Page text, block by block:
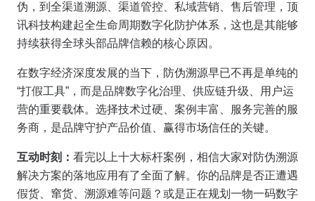
伪，到全渠道溯源、渠道管控、私域营销、售后管理，顶
讯科技构建起全生命周期数字化防护体系，这也是其能够
持续获得全球头部品牌信赖的核心原因。
在数字经济深度发展的当下，防伪溯源早已不再是单纯的
“打假工具”，而是品牌数字化治理、供应链升级、用户运
营的重要载体。选择技术过硬、案例丰富、服务完善的服
务商，是品牌守护产品价值、赢得市场信任的关键。
互动时刻： 看完以上十大标杆案例，相信大家对防伪溯源
解决方案的落地应用有了全面了解。你的品牌是否正遭遇
假货、窜货、溯源难等问题？或是正在规划一物一码数字